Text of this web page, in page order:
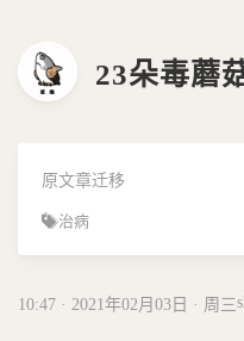
23朵毒蘑
原文章迁移
治病
10:47 · 2021年02月03日 · 周三